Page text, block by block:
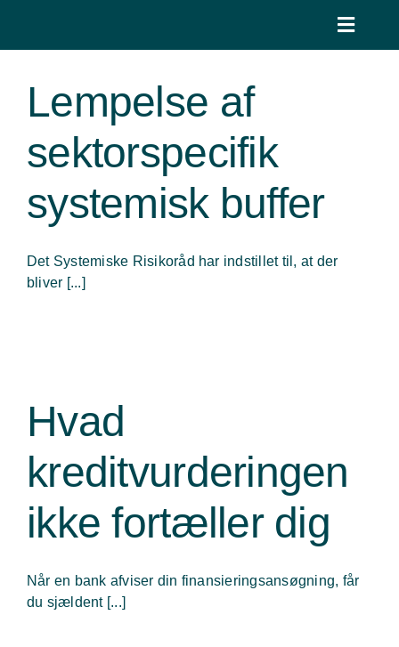
content
Toggle
Blog
Kontakt
Lempelse af
sektorspecifik
systemisk buffer
Det Systemiske Risikoråd har indstillet til, at der
bliver [...]
Hvad
kreditvurderingen
ikke fortæller dig
Når en bank afviser din finansieringsansøgning, får
du sjældent [...]